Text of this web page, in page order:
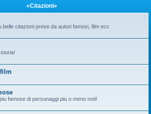
«Citazioni»
belle citazioni prese da autori famosi, film ecc
famose di personaggi piu o meno noti!